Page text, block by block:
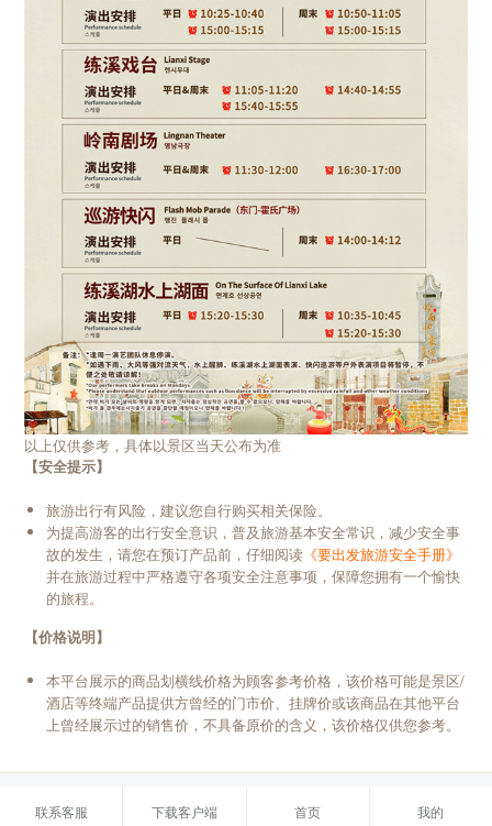
以上仅供参考，具体以景区当天公布为准
【安全提示】
旅游出行有风险，建议您自行购买相关保险。
为提高游客的出行安全意识，普及旅游基本安全常识，减少安全事
故的发生，请您在预订产品前，仔细阅读 《要出发旅游安全手册》
并在旅游过程中严格遵守各项安全注意事项，保障您拥有一个愉快
的旅程。
【价格说明】
本平台展示的商品划横线价格为顾客参考价格，该价格可能是景区/
酒店等终端产品提供方曾经的门市价、挂牌价或该商品在其他平台
上曾经展示过的销售价，不具备原价的含义，该价格仅供您参考。
联系客服 下载客户端 首页 我的